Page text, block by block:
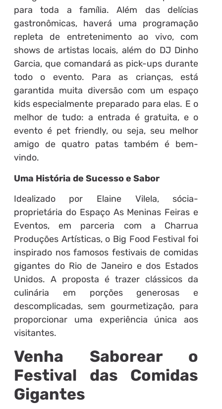
para toda a família. Além das delícias
gastronômicas, haverá uma programação
repleta de entretenimento ao vivo, com
shows de artistas locais, além do DJ Dinho
Garcia, que comandará as pick-ups durante
todo o evento. Para as crianças, está
garantida muita diversão com um espaço
kids especialmente preparado para elas. E o
melhor de tudo: a entrada é gratuita, e o
evento é pet friendly, ou seja, seu melhor
amigo de quatro patas também é bem-
vindo.
Uma História de Sucesso e Sabor
Idealizado por Elaine Vilela, sócia-
proprietária do Espaço As Meninas Feiras e
Eventos, em parceria com a Charrua
Produções Artísticas, o Big Food Festival foi
inspirado nos famosos festivais de comidas
gigantes do Rio de Janeiro e dos Estados
Unidos. A proposta é trazer clássicos da
culinária em porções generosas e
descomplicadas, sem gourmetização, para
proporcionar uma experiência única aos
visitantes.
Venha Saborear o
Festival das Comidas
Gigantes